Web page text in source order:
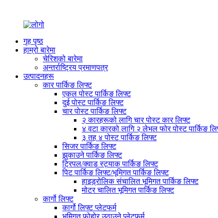
गृह पृष्ठ
हाम्रो बारेमा
चेरिशको बारेमा
अन्तर्राष्ट्रिय प्रमाणपत्र
उत्पादनहरू
कार पार्किङ लिफ्ट
एकल पोस्ट पार्किङ लिफ्ट
दुई पोस्ट पार्किङ लिफ्ट
चार पोस्ट पार्किङ लिफ्ट
२ कारहरूको लागि चार पोस्ट कार लिफ्ट
४ वटा कारको लागि २ लेभल फोर पोस्ट पार्किङ
३ तह ४ पोस्ट पार्किङ लिफ्ट
सिजर पार्किङ लिफ्ट
झुकाउने पार्किङ लिफ्ट
ट्रिपल/क्वाड स्ट्याक पार्किङ लिफ्ट
पिट पार्किङ लिफ्ट/भूमिगत पार्किङ लिफ्ट
हाइड्रोलिक संचालित भूमिगत पार्किङ लिफ्ट
मोटर चालित भूमिगत पार्किङ लिफ्ट
कार्गो लिफ्ट
कार्गो लिफ्ट प्लेटफर्म
भूमिगत फोहोर उठाउने प्लेटफर्म